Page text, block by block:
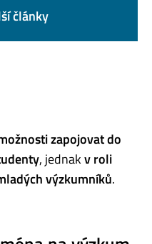
články
zapojovat do
, jednakv roli
výzkumníků.